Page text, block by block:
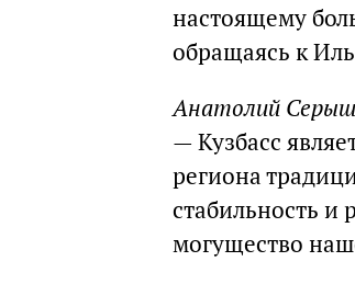
настоящему
обращаясь к
Анатолий
— Кузбасс
региона
стабильность и
могущество